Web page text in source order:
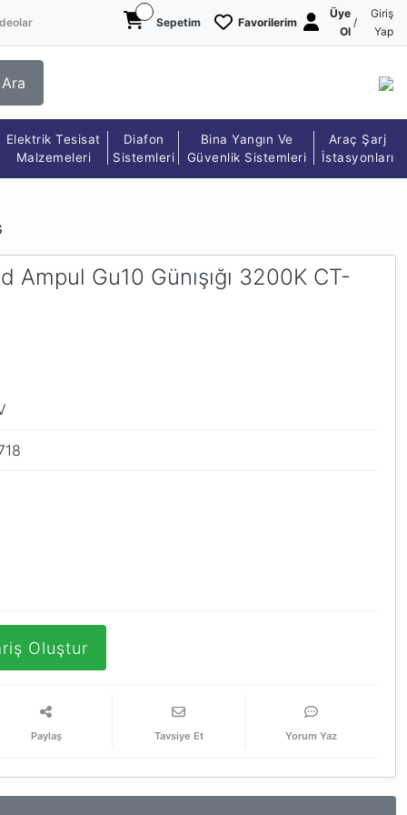
Sepetim Favorilerim
Üye
Ol
/
Giriş
Yap
Ara
Elektrik Tesisat
Malzemeleri
Diafon
Sistemleri
Bina Yangın Ve
Güvenlik Sistemleri
Araç Şarj
İstasyonları
Gu10 Günışığı 3200K CT-
Oluştur
Paylaş Tavsiye Et Yorum Yaz